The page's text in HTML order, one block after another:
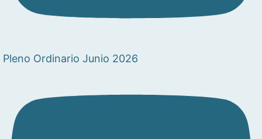
Pleno Ordinario Junio 2026